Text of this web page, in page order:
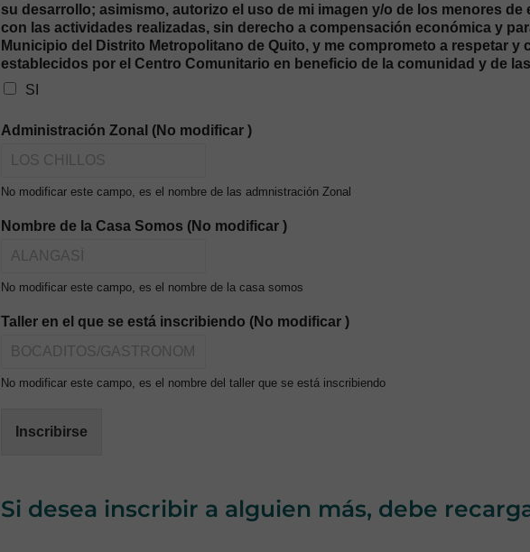
su desarrollo; asimismo, autorizo el uso de mi imagen y/o de los menores
con las actividades realizadas, sin derecho a compensación económica y
Municipio del Distrito Metropolitano de Quito, y me comprometo a respetar
establecidos por el Centro Comunitario en beneficio de la comunidad y de
SI
Administración Zonal (No modificar )
No modificar este campo, es el nombre de las admnistración Zonal
Nombre de la Casa Somos (No modificar )
No modificar este campo, es el nombre de la casa somos
Taller en el que se está inscribiendo (No modificar )
No modificar este campo, es el nombre del taller que se está inscribiendo
Inscribirse
Si desea inscribir a alguien más, debe